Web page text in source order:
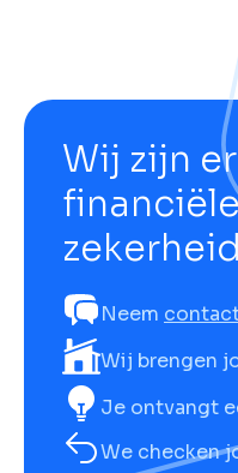
Wij zijn
zekerheid
Neem
Wij brengen
Je ontvangt
We checken